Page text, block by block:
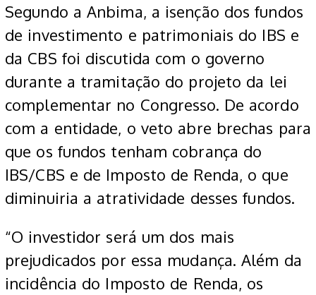
Segundo a Anbima, a isenção dos fundos
de investimento e patrimoniais do IBS e
da CBS foi discutida com o governo
durante a tramitação do projeto da lei
complementar no Congresso. De acordo
com a entidade, o veto abre brechas para
que os fundos tenham cobrança do
IBS/CBS e de Imposto de Renda, o que
diminuiria a atratividade desses fundos.
“O investidor será um dos mais
prejudicados por essa mudança. Além da
incidência do Imposto de Renda, os